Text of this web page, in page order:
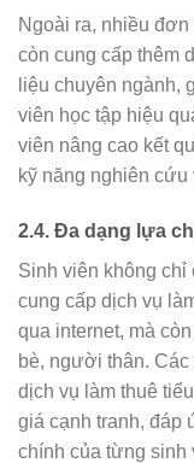
Ngoài ra, nhiều
còn cung cấp thêm
liệu chuyên ngành,
viên học tập hiệu
viên nâng cao kết
kỹ năng nghiên cứu
2.4. Đa dạng lựa
Sinh viên không chỉ
cung cấp dịch vụ
qua internet, mà
bè, người thân.
dịch vụ làm thuê
giá cạnh tranh, đáp
chính của từng sinh